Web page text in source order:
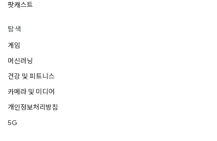
팟캐스트
탐색
게임
머신러닝
건강 및 피트니스
카메라 및 미디어
개인정보처리방침
5G